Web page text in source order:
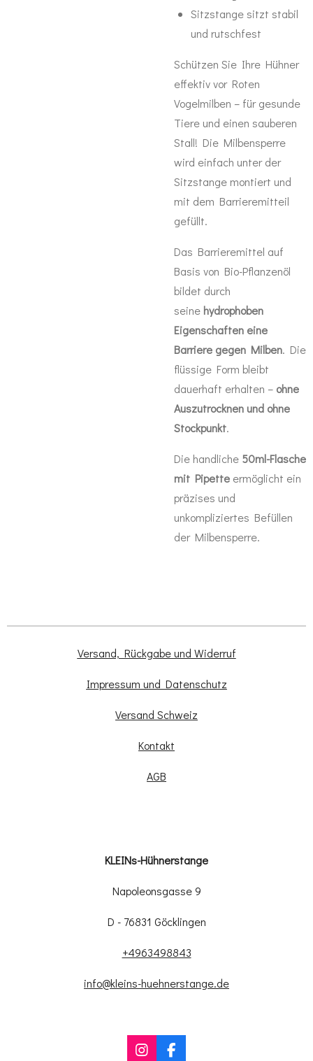
Sitzstange sitzt stabil
und rutschfest
Schützen Sie Ihre Hühner
effektiv vor Roten
Vogelmilben – für gesunde
Tiere und einen sauberen
Stall! Die Milbensperre
wird einfach unter der
Sitzstange montiert und
mit dem Barrieremitteil
gefüllt.
Das Barrieremittel auf
Basis von Bio-Pflanzenöl
bildet durch
seine hydrophoben
Eigenschaften eine
Barriere gegen Milben. Die
flüssige Form bleibt
dauerhaft erhalten – ohne
Auszutrocknen und ohne
Stockpunkt.
Die handliche 50ml-Flasche
mit Pipette ermöglicht ein
präzises und
unkompliziertes Befüllen
der Milbensperre.
Versand, Rückgabe und Widerruf
Impressum und Datenschutz
Versand Schweiz
Kontakt
AGB
KLEINs-Hühnerstange
Napoleonsgasse 9
D - 76831 Göcklingen
+4963498843
info@kleins-huehnerstange.de
I
F